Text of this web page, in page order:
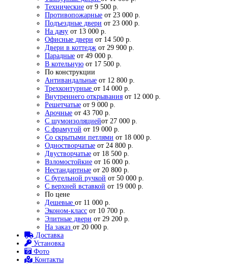
Технические от 9 500 р.
Противопожарные от 23 000 р.
Подъездные двери от 23 000 р.
На дачу от 13 000 р.
Офисные двери от 14 500 р.
Двери в коттедж от 29 900 р.
Парадные от 49 000 р.
В котельную от 17 500 р.
По конструкции
Антивандальные от 12 800 р.
Трехконтурные от 14 000 р.
Внутреннего открывания от 12 000 р.
Решетчатые от 9 000 р.
Арочные от 43 700 р.
С шумоизоляциейот 27 000 р.
С фрамугой от 19 000 р.
Со скрытыми петлями от 18 000 р.
Одностворчатые от 24 800 р.
Двустворчатые от 18 500 р.
Взломостойкие от 16 000 р.
Нестандартные от 20 800 р.
С бугельной ручкой от 50 000 р.
С верхней вставкой от 19 000 р.
По цене
Дешевые от 11 000 р.
Эконом-класс от 10 700 р.
Элитные двери от 29 200 р.
На заказ от 20 000 р.
Доставка
Установка
Фото
Контакты